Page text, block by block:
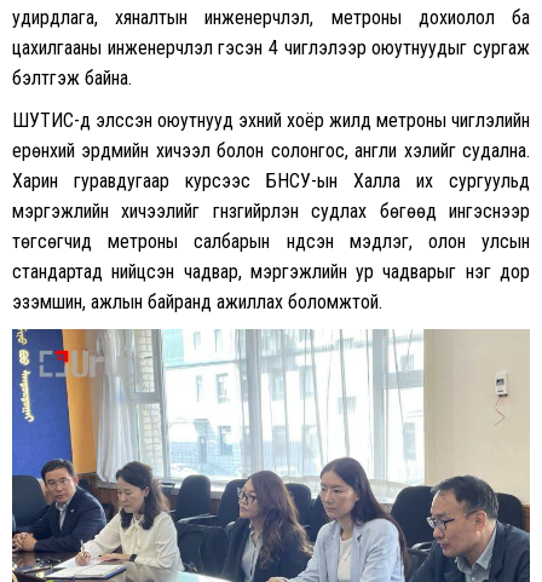
удирдлага, хяналтын инженерчлэл, метроны дохиолол ба
цахилгааны инженерчлэл гэсэн 4 чиглэлээр оюутнуудыг сургаж
бэлтгэж байна.
ШУТИС-д элссэн оюутнууд эхний хоёр жилд метроны чиглэлийн
ерөнхий эрдмийн хичээл болон солонгос, англи хэлийг судална.
Харин гуравдугаар курсээс БНСУ-ын Халла их сургуульд
мэргэжлийн хичээлийг гүнзгийрүүлэн судлах бөгөөд ингэснээр
төгсөгчид метроны салбарын үндсэн мэдлэг, олон улсын
стандартад нийцсэн чадвар, мэргэжлийн ур чадварыг нэг дор
эзэмшин, ажлын байранд ажиллах боломжтой.